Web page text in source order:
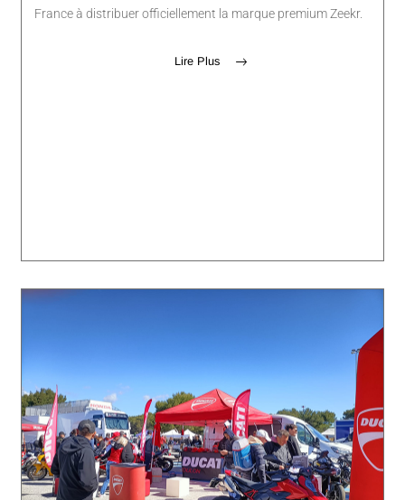
France à distribuer officiellement la marque premium Zeekr.
Lire Plus